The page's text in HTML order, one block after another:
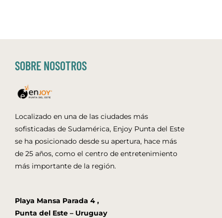
SOBRE NOSOTROS
Localizado en una de las ciudades más
sofisticadas de Sudamérica, Enjoy Punta del Este
se ha posicionado desde su apertura, hace más
de 25 años, como el centro de entretenimiento
más importante de la región.
Playa Mansa Parada 4 ,
Punta del Este – Uruguay